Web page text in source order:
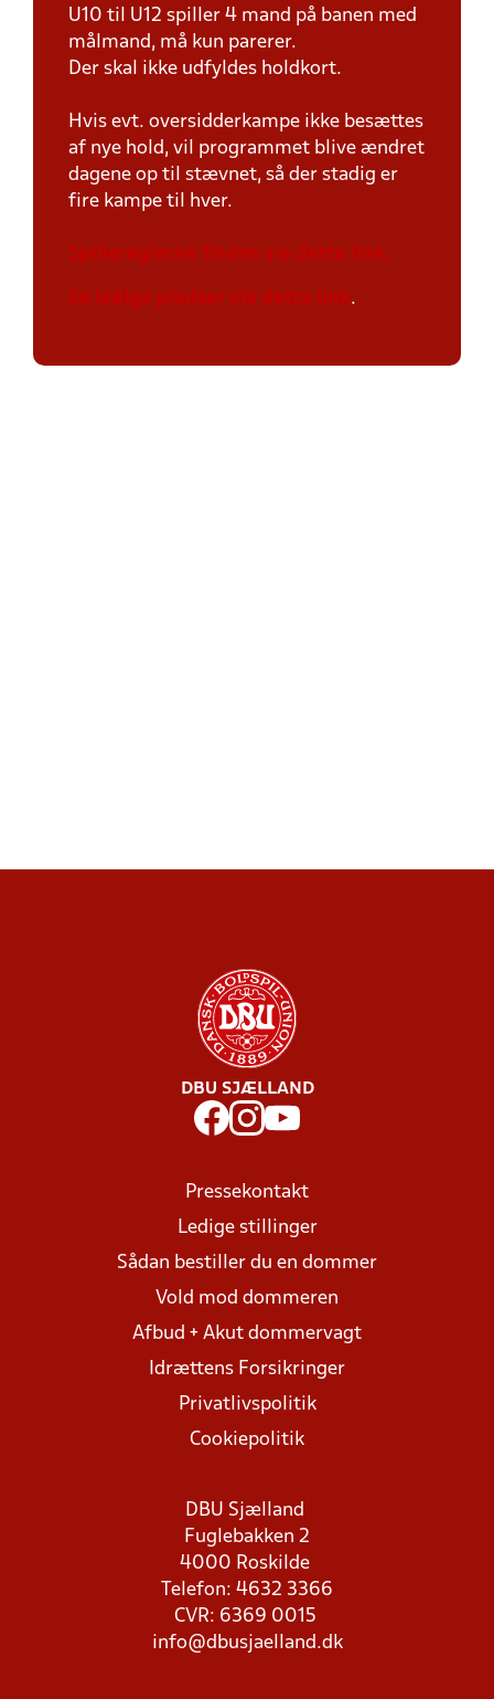
U10 til U12 spiller 4 mand på banen med
målmand, må kun parerer.
Der skal ikke udfyldes holdkort.
Hvis evt. oversidderkampe ikke besættes
af nye hold, vil programmet blive ændret
dagene op til stævnet, så der stadig er
fire kampe til hver.
Spillereglerne findes via dette link.
Se ledige pladser via dette link.
DBU SJÆLLAND
Pressekontakt
Ledige stillinger
Sådan bestiller du en dommer
Vold mod dommeren
Afbud + Akut dommervagt
Idrættens Forsikringer
Privatlivspolitik
Cookiepolitik
DBU Sjælland
Fuglebakken 2
4000 Roskilde
Telefon: 4632 3366
CVR: 6369 0015
info@dbusjaelland.dk